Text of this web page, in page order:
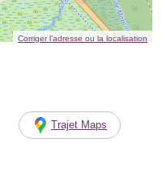
Corriger l’adresse ou la localisation
Trajet Maps